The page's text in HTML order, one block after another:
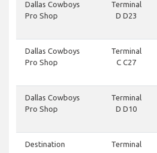
Dallas Cowboys
Pro Shop
Terminal
D D23
Dallas Cowboys
Pro Shop
Terminal
C C27
Dallas Cowboys
Pro Shop
Terminal
D D10
Destination
Terminal